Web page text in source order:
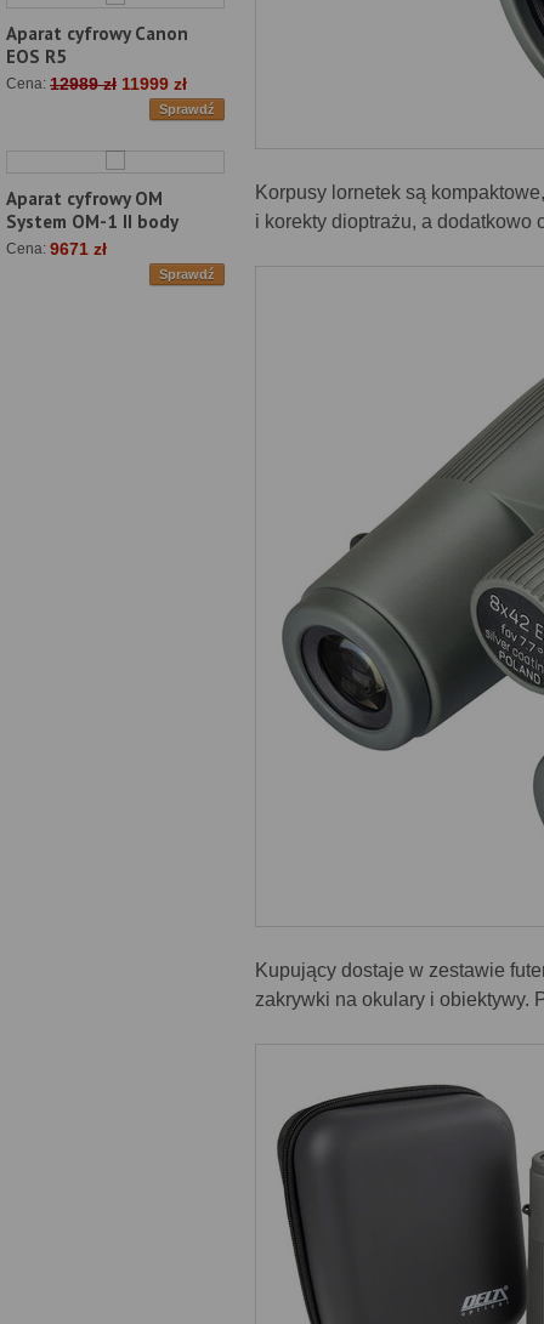
Aparat cyfrowy Canon
EOS R5
Cena: 12989 zł 11999 zł
Sprawdź
Aparat cyfrowy OM
System OM-1 II body
Cena: 9671 zł
Sprawdź
Korpusy lornetek są
i korekty dioptrażu, a dodatkowo
Kupujący dostaje w zestawie
zakrywki na okulary i obiektywy.